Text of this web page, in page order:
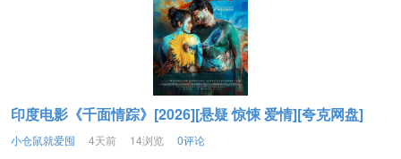
印度电影《千面情踪》[2026][悬疑 惊悚 爱情][夸克网盘]
小仓鼠就爱囤 4天前 14浏览 0评论